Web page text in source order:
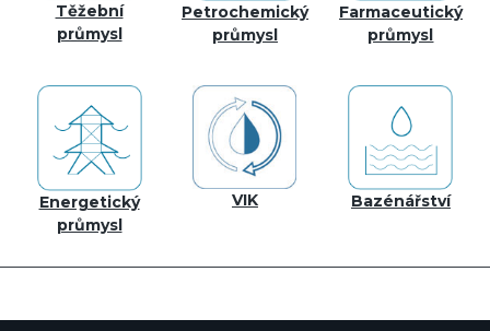
Těžební
průmysl
Petrochemický
průmysl
Farmaceutický
průmysl
Energetický
průmysl
VIK Bazénářství